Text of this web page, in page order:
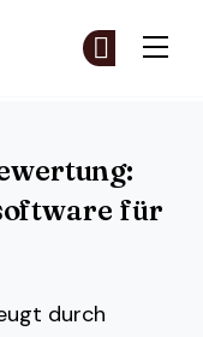
für
durch